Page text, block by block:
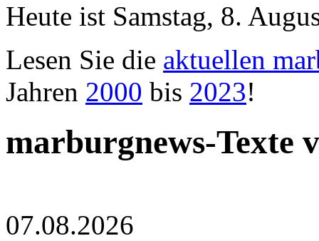
Heute ist Samstag, 8.
Lesen Sie die aktuellen
Jahren 2000 bis 2023!
marburgnews-Texte
07.08.2026